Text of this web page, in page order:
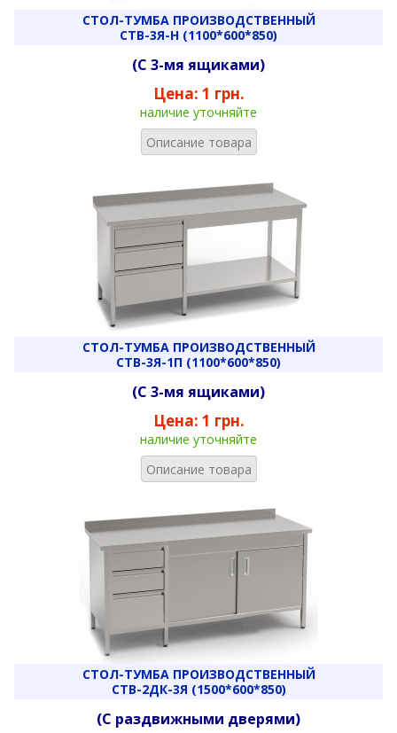
СТОЛ-ТУМБА ПРОИЗВОДСТВЕННЫЙ
СТВ-3Я-Н (1100*600*850)
(С 3-мя ящиками)
Цена: 1 грн.
наличие уточняйте
Описание товара
СТОЛ-ТУМБА ПРОИЗВОДСТВЕННЫЙ
СТВ-3Я-1П (1100*600*850)
(С 3-мя ящиками)
Цена: 1 грн.
наличие уточняйте
Описание товара
СТОЛ-ТУМБА ПРОИЗВОДСТВЕННЫЙ
СТВ-2ДК-3Я (1500*600*850)
(С раздвижными дверями)